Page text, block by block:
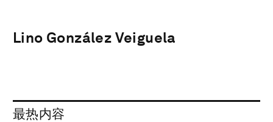
Lino González Veiguela
最热内容